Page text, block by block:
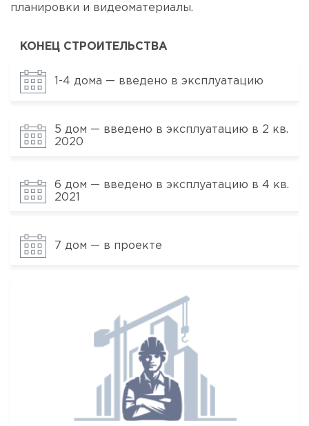
планировки и видеоматериалы.
КОНЕЦ СТРОИТЕЛЬСТВА
1-4 дома — введено в эксплуатацию
5 дом — введено в эксплуатацию в 2 кв.
2020
6 дом — введено в эксплуатацию в 4 кв.
2021
7 дом — в проекте